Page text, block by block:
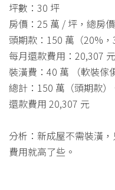
坪數：30 坪
房價：25 萬 / 坪，總房
頭期款：150 萬（20%，
每月還款費用：20,307
裝潢費：40 萬 （軟裝傢
總計：150 萬（頭期款
還款費用 20,307 元
分析：新成屋不需裝潢
費用就高了些。